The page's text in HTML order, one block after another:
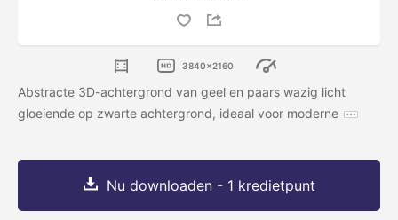
3840x2160
Abstracte 3D-achtergrond van geel en paars wazig licht
gloeiende op zwarte achtergrond, ideaal voor moderne
Nu downloaden - 1 kredietpunt